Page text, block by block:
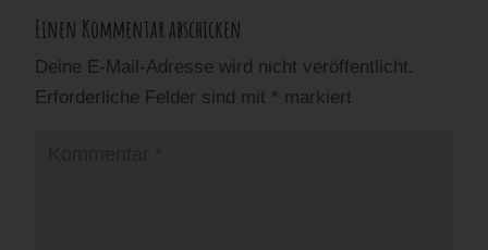
Einen Kommentar abschicken
Deine E-Mail-Adresse wird nicht veröffentlicht.
Erforderliche Felder sind mit * markiert